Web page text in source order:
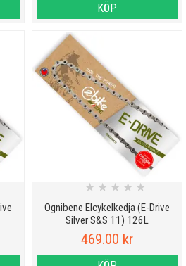
KÖP
Ognibene Elcykelkedja (E-Drive
Silver S&S 11) 126L
★ ★ ★ ★ ★
469.00 kr